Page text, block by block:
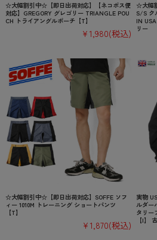
☆大幅割引中☆【即日出荷対応】【ネコポス便
対応】GREGORY グレゴリー TRIANGLE POU
CH トライアングルポーチ【T】
¥1,980(税込)
☆大幅
S/S ク
IN
リー
☆大幅割引中☆【即日出荷対応】SOFFE ソフ
ィー 1010M トレーニング ショートパンツ
【T】
¥1,870(税込)
実物
ルダー
タリー
【I】